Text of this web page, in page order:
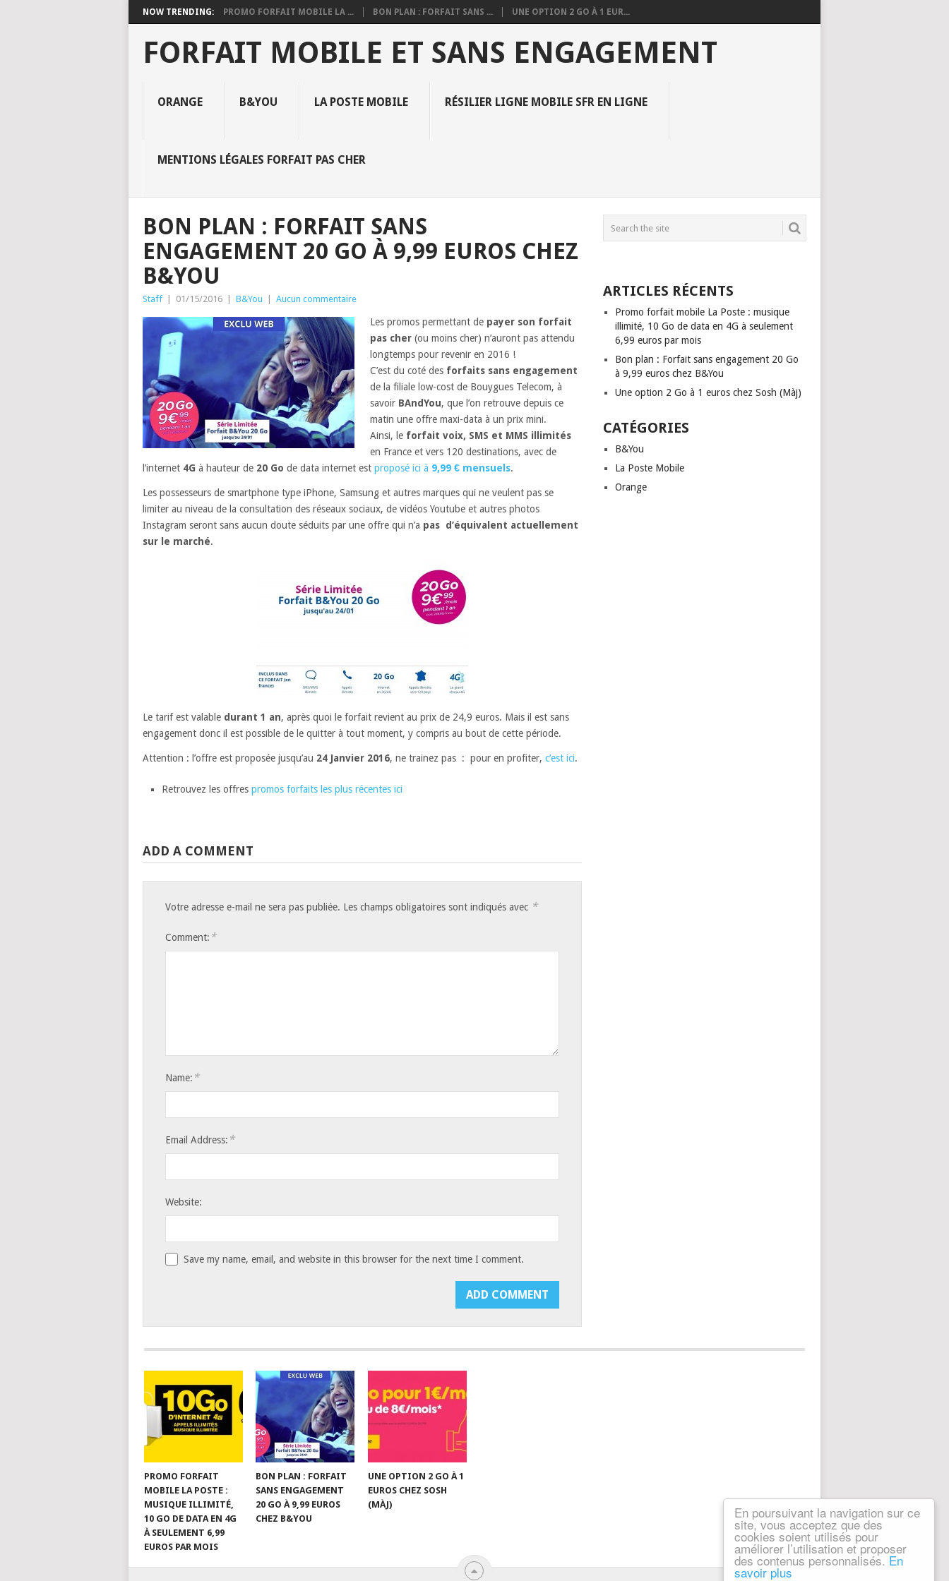
En poursuivant la navigation sur ce
site, vous acceptez que des
cookies soient utilisés pour
améliorer l’utilisation et proposer
des contenus personnalisés. En
savoir plus
NOW TRENDING: PROMO FORFAIT MOBILE LA ... BON PLAN : FORFAIT SANS ... UNE OPTION 2 GO À 1 EUR...
FORFAIT MOBILE ET SANS ENGAGEMENT
ORANGE B&YOU LA POSTE MOBILE RÉSILIER LIGNE MOBILE SFR EN LIGNE
MENTIONS LÉGALES FORFAIT PAS CHER
BON PLAN : FORFAIT SANS
ENGAGEMENT 20 GO À 9,99 EUROS CHEZ
B&YOU
Staff 01/15/2016 B&You Aucun commentaire
Les promos permettant de payer son forfait
pas cher(ou moins cher) n’auront pas attendu
longtemps pour revenir en 2016 !
C’est du coté des forfaits sans engagement
de la filiale low-cost de Bouygues Telecom, à
savoir BAndYou, que l’on retrouve depuis ce
matin une offre maxi-data à un prix mini.
Ainsi, le forfait voix, SMS et MMS illimités
en France et vers 120 destinations, avec de
l’internet 4G à hauteur de 20 Go de data internet est proposé ici à 9,99 € mensuels.
Les possesseurs de smartphone type iPhone, Samsung et autres marques qui ne veulent pas se
limiter au niveau de la consultation des réseaux sociaux, de vidéos Youtube et autres photos
Instagram seront sans aucun doute séduits par une offre qui n’a pas d’équivalent actuellement
sur le marché.
Le tarif est valable durant 1 an, après quoi le forfait revient au prix de 24,9 euros. Mais il est sans
engagement donc il est possible de le quitter à tout moment, y compris au bout de cette période.
Attention : l’offre est proposée jusqu’au 24 Janvier 2016, ne trainez pas : pour en profiter, c’est ici.
Retrouvez les offres promos forfaits les plus récentes ici
ADD A COMMENT
Votre adresse e-mail ne sera pas publiée. Les champs obligatoires sont indiqués avec *
Comment: *
Name: *
Email Address: *
Website:
Save my name, email, and website in this browser for the next time I comment.
ARTICLES RÉCENTS
Promo forfait mobile La Poste : musique
illimité, 10 Go de data en 4G à seulement
6,99 euros par mois
Bon plan : Forfait sans engagement 20 Go
à 9,99 euros chez B&You
Une option 2 Go à 1 euros chez Sosh (Màj)
CATÉGORIES
B&You
La Poste Mobile
Orange
PROMO FORFAIT
MOBILE LA POSTE :
MUSIQUE ILLIMITÉ,
10 GO DE DATA EN 4G
À SEULEMENT 6,99
EUROS PAR MOIS
BON PLAN : FORFAIT
SANS ENGAGEMENT
20 GO À 9,99 EUROS
CHEZ B&YOU
UNE OPTION 2 GO À 1
EUROS CHEZ SOSH
(MÀJ)